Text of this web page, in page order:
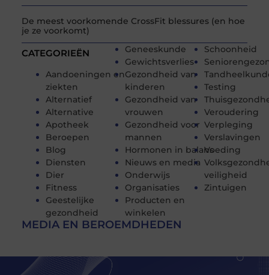
De meest voorkomende CrossFit blessures (en hoe
je ze voorkomt)
CATEGORIEËN
Aandoeningen en
ziekten
Alternatief
Alternative
Apotheek
Beroepen
Blog
Diensten
Dier
Fitness
Geestelijke
gezondheid
Geneeskunde
Gewichtsverlies
Gezondheid van
kinderen
Gezondheid van
vrouwen
Gezondheid voor
mannen
Hormonen in balans
Nieuws en media
Onderwijs
Organisaties
Producten en
winkelen
Schoonheid
Testing
Veroudering
Verpleging
Verslavingen
Voeding
veiligheid
Zintuigen
MEDIA EN BEROEMDHEDEN